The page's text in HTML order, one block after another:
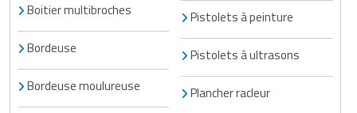
Boitier multibroches
Bordeuse
Bordeuse moulureuse
Pistolets à peinture
Pistolets à ultrasons
Plancher racleur